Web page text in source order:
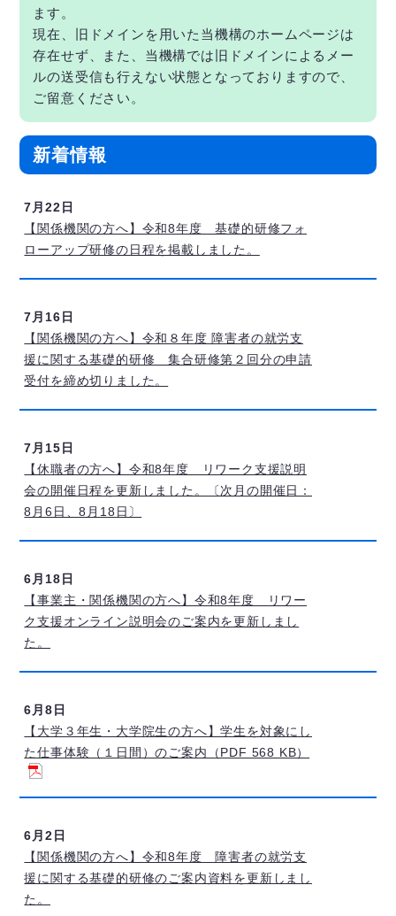
ます。
現在、旧ドメインを用いた当機構のホームページは
存在せず、また、当機構では旧ドメインによるメー
ルの送受信も行えない状態となっておりますので、
ご留意ください。
新着情報
7月22日
【関係機関の方へ】令和8年度 基礎的研修フォ
ローアップ研修の日程を掲載しました。
7月16日
【関係機関の方へ】令和８年度 障害者の就労支
援に関する基礎的研修 集合研修第２回分の申請
受付を締め切りました。
7月15日
【休職者の方へ】令和8年度 リワーク支援説明
会の開催日程を更新しました。〔次月の開催日：
8月6日、8月18日〕
6月18日
【事業主・関係機関の方へ】令和8年度 リワー
ク支援オンライン説明会のご案内を更新しまし
た。
6月8日
【大学３年生・大学院生の方へ】学生を対象にし
た仕事体験（１日間）のご案内（PDF 568 KB）
6月2日
【関係機関の方へ】令和8年度 障害者の就労支
援に関する基礎的研修のご案内資料を更新しまし
た。